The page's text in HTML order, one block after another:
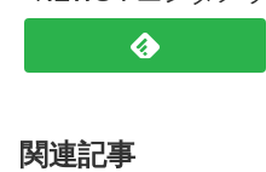
関連記事